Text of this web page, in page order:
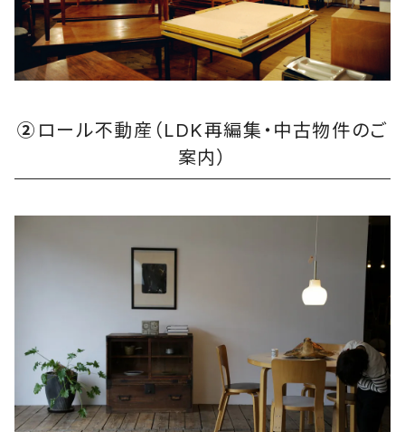
② ロール不動産（LDK再編集・中古物件のご
案内）